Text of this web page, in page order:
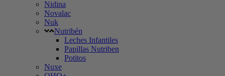
Nidina
Novalac
Nuk
Nutribén
Leches Infantiles
Papillas Nutriben
Potitos
Nuxe